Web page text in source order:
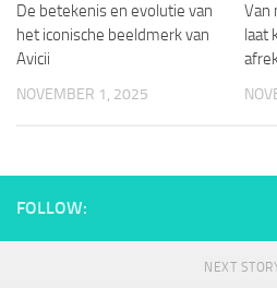
De betekenis en evolutie van
het iconische beeldmerk van
Avicii
NOVEMBER 1, 2025
Van
laat
FOLLOW:
NEXT